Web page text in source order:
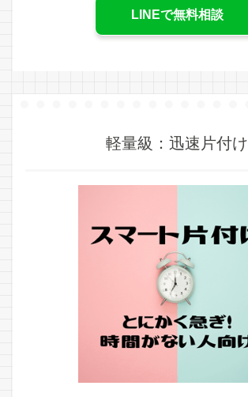
LINEで無料相談
軽量級：迅速片付け